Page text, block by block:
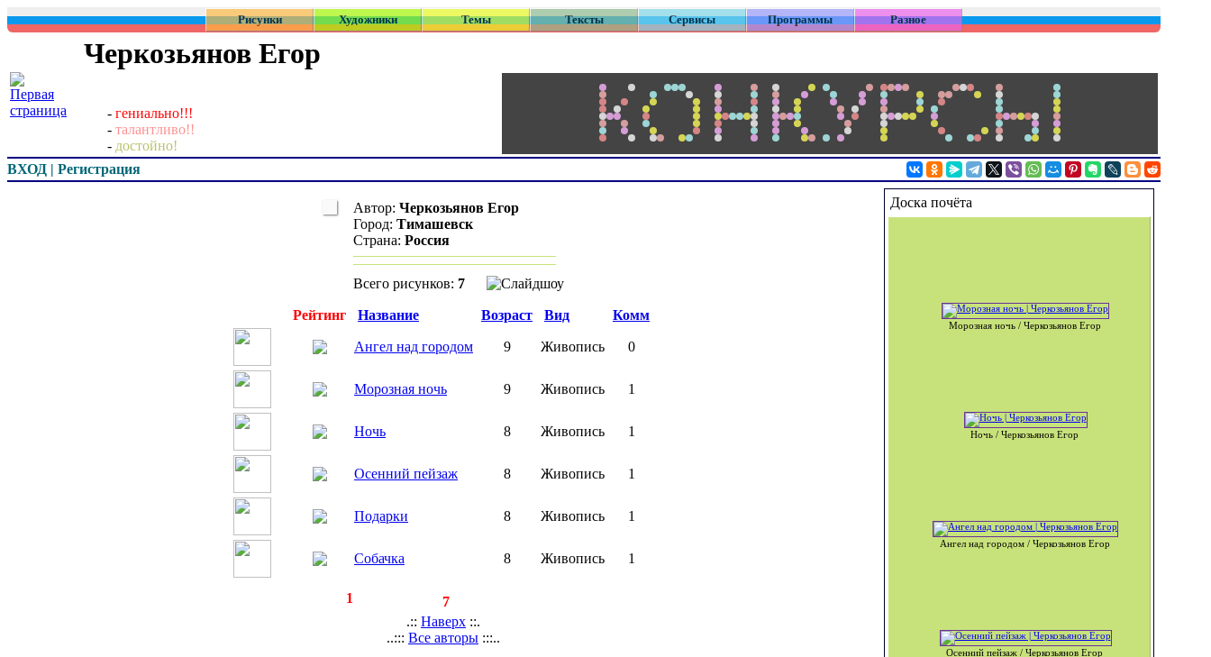
Рисунки Художники Темы Тексты Сервисы Программы Разное
Черкозьянов Егор
- гениально!!!
- талантливо!!
- достойно!
ВХОД | Регистрация
Автор: Черкозьянов Егор
Город: Тимашевск
Страна: Россия
Всего рисунков: 7
Рейтинг Название Возраст Вид Комм
Ангел над городом 9 Живопись 0
Морозная ночь 9 Живопись 1
Ночь 8 Живопись 1
Осенний пейзаж 8 Живопись 1
Подарки 8 Живопись 1
Собачка 8 Живопись 1
1
7
.:: Наверх ::.
..::: Все авторы :::..
Доска почёта
Морозная ночь / Черкозьянов Егор
Ночь / Черкозьянов Егор
Ангел над городом / Черкозьянов Егор
Осенний пейзаж / Черкозьянов Егор